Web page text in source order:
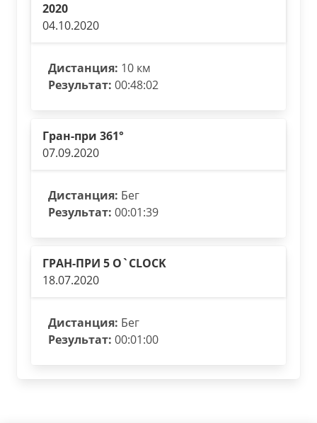
2020
04.10.2020
Дистанция: 10 км
Результат: 00:48:02
Гран-при 361°
07.09.2020
Дистанция: Бег
Результат: 00:01:39
ГРАН-ПРИ 5 O`CLOCK
18.07.2020
Дистанция: Бег
Результат: 00:01:00